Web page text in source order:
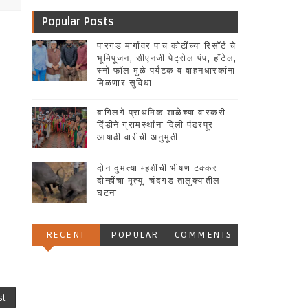
Popular Posts
पारगड मार्गावर पाच कोटींच्या रिसॉर्ट चे
भूमिपूजन, सीएनजी पेट्रोल पंप, हॉटेल,
स्नो फॉल मुळे पर्यटक व वाहनधारकांना
मिळणार सुविधा
बागिलगे प्राथमिक शाळेच्या वारकरी
दिंडीने ग्रामस्थांना दिली पंढरपूर
आषाढी वारीची अनुभूती
दोन दुभत्या म्हशींची भीषण टक्कर
दोन्हींचा मृत्यू, चंदगड तालुक्यातील
घटना
RECENT POPULAR COMMENTS